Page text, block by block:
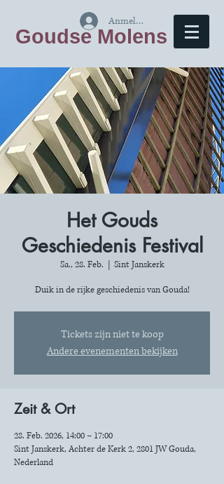
Goudse Molens
Anmelden
Het Gouds
Geschiedenis Festival
Sa., 28. Feb. Sint Janskerk
Duik in de rijke geschiedenis van Gouda!
Tickets zijn niet te koop
Andere evenementen bekijken
Zeit & Ort
28. Feb. 2026, 14:00 – 17:00
Sint Janskerk, Achter de Kerk 2, 2801 JW Gouda,
Nederland